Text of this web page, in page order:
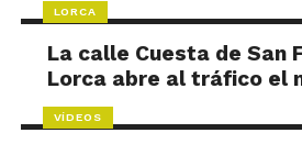
LORCA
La calle Cuesta de San
Lorca abre al tráfico el
VÍDEOS